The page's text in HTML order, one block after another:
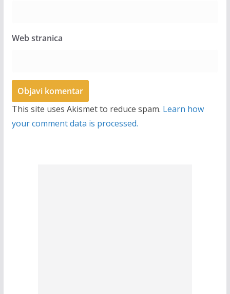
Web stranica
This site uses Akismet to reduce spam. Learn how
your comment data is processed.